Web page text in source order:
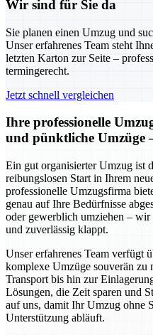
Wir sind für Sie da
Sie planen einen Umzug und
Unser erfahrenes Team steht
letzten Karton zur Seite –
termingerecht.
Jetzt schnell vergleichen
Ihre professionelle
und pünktliche Umzüge
Ein gut organisierter Umzug ist
reibungslosen Start in Ihrem
professionelle Umzugsfirma
genau auf Ihre Bedürfnisse
oder gewerblich umziehen – wir
und zuverlässig klappt.
Unser erfahrenes Team verfügt
komplexe Umzüge souverän zu
Transport bis hin zur
Lösungen, die Zeit sparen und
auf uns, damit Ihr Umzug ohne
Unterstützung abläuft.